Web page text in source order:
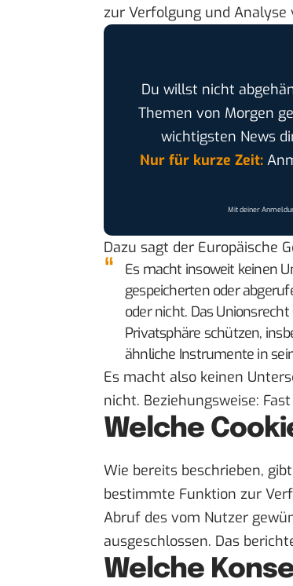
zur Verfolgung und Analyse
Du willst nicht
Themen von Morgen
wichtigsten News
Nur für kurze Zeit:
Mit deiner
Dazu sagt der Europäische
Es macht insoweit keinen
gespeicherten oder
oder nicht. Das
Privatsphäre schützen,
ähnliche Instrumente in
Es macht also keinen
nicht. Beziehungsweise:
Welche
Wie bereits beschrieben,
bestimmte Funktion zur
Abruf des vom Nutzer
ausgeschlossen. Das
Welche